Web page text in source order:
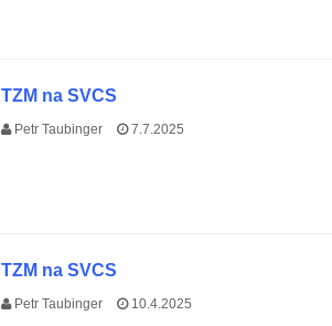
TZM na SVCS
Petr Taubinger 7.7.2025
TZM na SVCS
Petr Taubinger 10.4.2025